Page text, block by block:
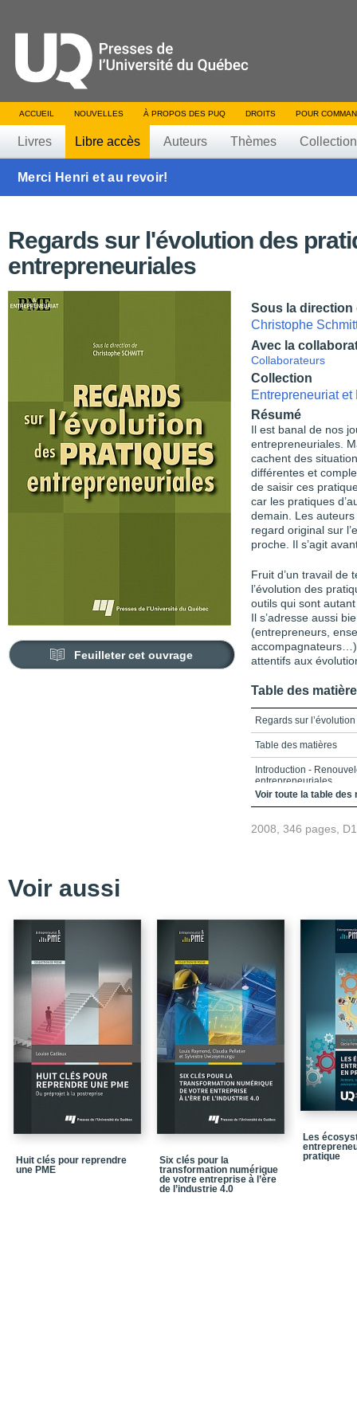
ACCUEIL NOUVELLES À PROPOS DES PUQ DROITS POUR
Livres Libre accès Auteurs Thèmes
Merci Henri et au revoir!
Regards sur l'évolution des
entrepreneuriales
Feuilleter cet ouvrage
Sous la direction
Christophe
Avec la
Collaborateurs
Collection
Entrepreneuriat et
Résumé
Il est banal de nos
entrepreneuriales.
cachent des
différentes et
de saisir ces
car les pratiques
demain. Les
regard original sur
proche. Il s’agit
Fruit d’un travail de
l’évolution des
outils qui sont
Il s’adresse aussi
(entrepreneurs,
accompagnateurs…)
attentifs aux
Table des
Regards sur
Table des matières
Introduction -
entrepreneuriales
Annexe 1 - Le
Conclusion - Éléments
Voir toute la table des
2008, 346 pages,
Voir aussi
Huit clés pour reprendre
une PME
Six clés pour la
transformation numérique
de votre entreprise à l’ère
de l’industrie 4.0
Les
pratique